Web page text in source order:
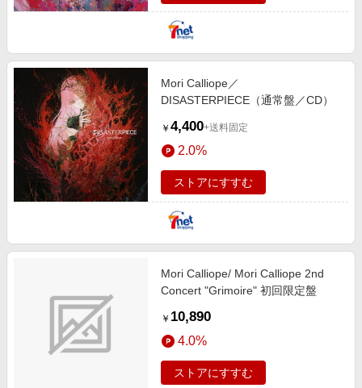
Mori Calliope／
DISASTERPIECE（通常盤／CD）
￥ 4,400+送料固定
2.0%
ストアにすすむ
Mori Calliope/ Mori Calliope 2nd
Concert "Grimoire" 初回限定盤
￥ 10,890
4.0%
ストアにすすむ